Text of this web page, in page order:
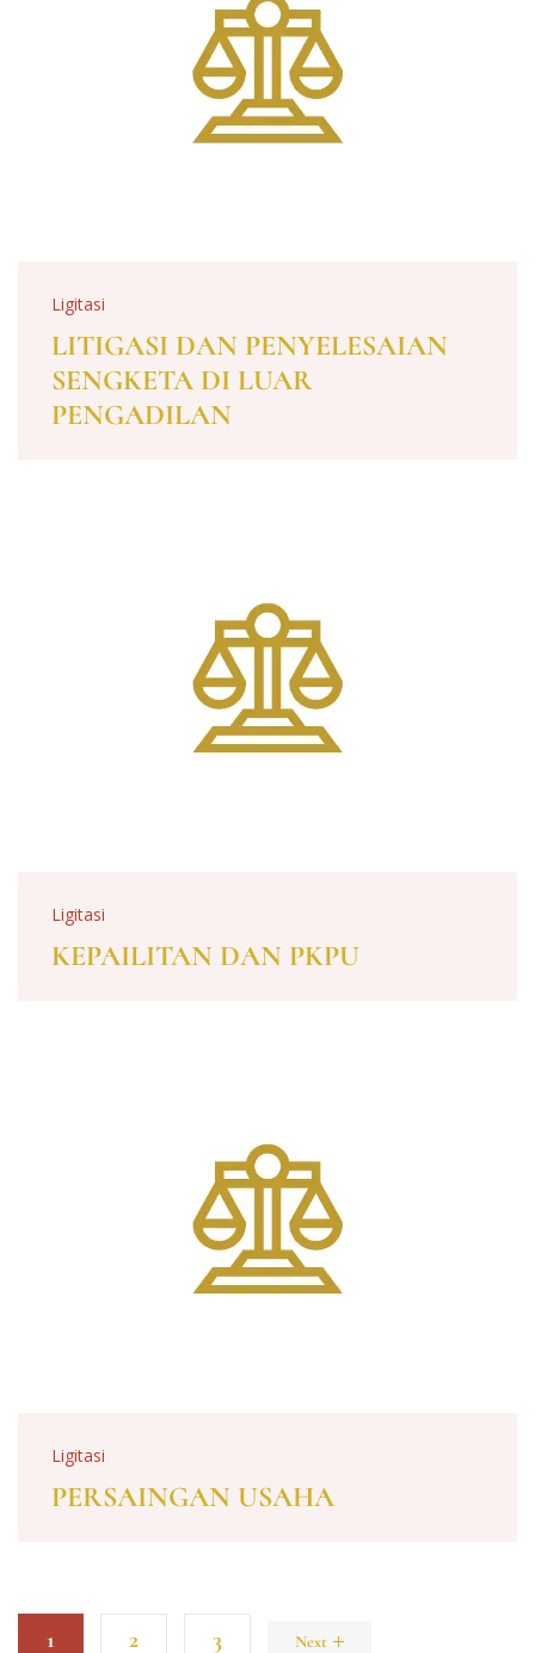
Ligitasi
LITIGASI DAN PENYELESAIAN
SENGKETA DI LUAR
PENGADILAN
Ligitasi
KEPAILITAN DAN PKPU
Ligitasi
PERSAINGAN USAHA
1 2 3 Next